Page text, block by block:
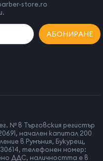
store.ro
АБОНИРАНЕ
№ в Търговския регистър
начален капитал 200
в Румъния, Букурещ,
телефонен номер:
ДДС, наличността е в